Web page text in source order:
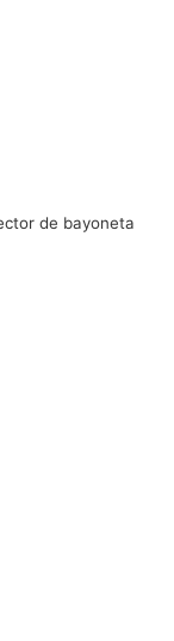
de bayoneta